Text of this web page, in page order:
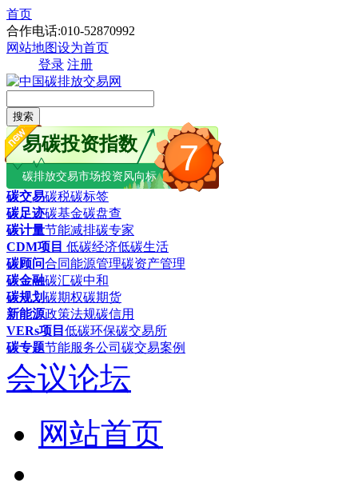
首页
合作电话:010-52870992
网站地图设为首页
登录 注册
搜索
7
易碳投资指数
碳排放交易市场投资风向标
碳交易碳税碳标签
碳足迹碳基金碳盘查
碳计量节能减排碳专家
CDM项目 低碳经济低碳生活
碳顾问合同能源管理碳资产管理
碳金融碳汇碳中和
碳规划碳期权碳期货
新能源政策法规碳信用
VERs项目 低碳环保碳交易所
碳专题节能服务公司 碳交易案例
会议论坛
网站首页